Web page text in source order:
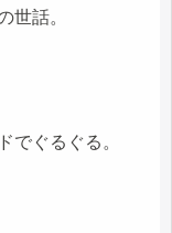
世話。
でぐるぐる。